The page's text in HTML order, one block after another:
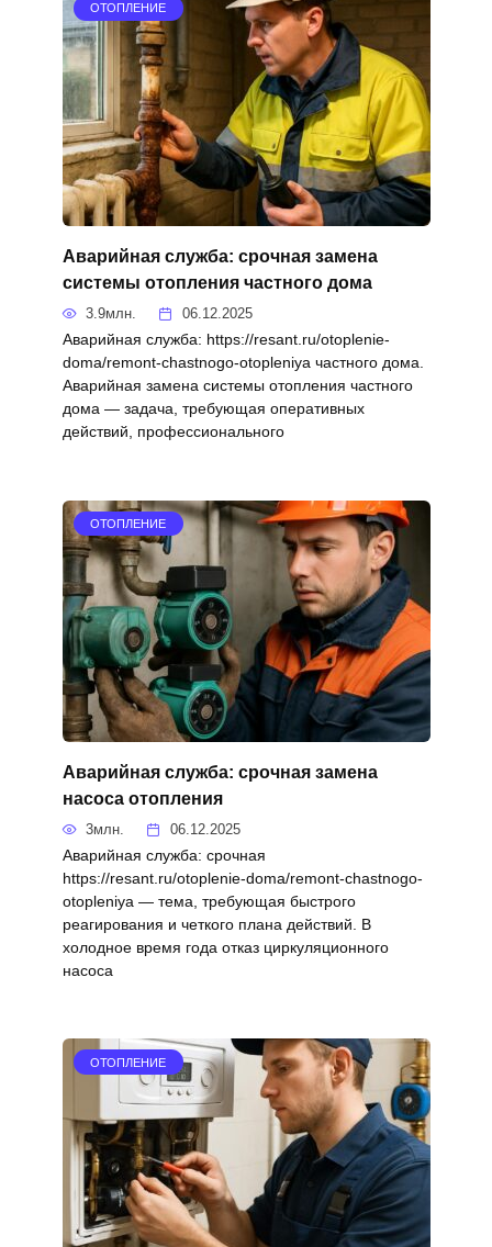
ОТОПЛЕНИЕ
Аварийная служба: срочная замена
системы отопления частного дома
3.9млн. 06.12.2025
Аварийная служба: https://resant.ru/otoplenie-
doma/remont-chastnogo-otopleniya частного дома.
Аварийная замена системы отопления частного
дома — задача, требующая оперативных
действий, профессионального
ОТОПЛЕНИЕ
Аварийная служба: срочная замена
насоса отопления
3млн. 06.12.2025
Аварийная служба: срочная
https://resant.ru/otoplenie-doma/remont-chastnogo-
otopleniya — тема, требующая быстрого
реагирования и четкого плана действий. В
холодное время года отказ циркуляционного
насоса
ОТОПЛЕНИЕ